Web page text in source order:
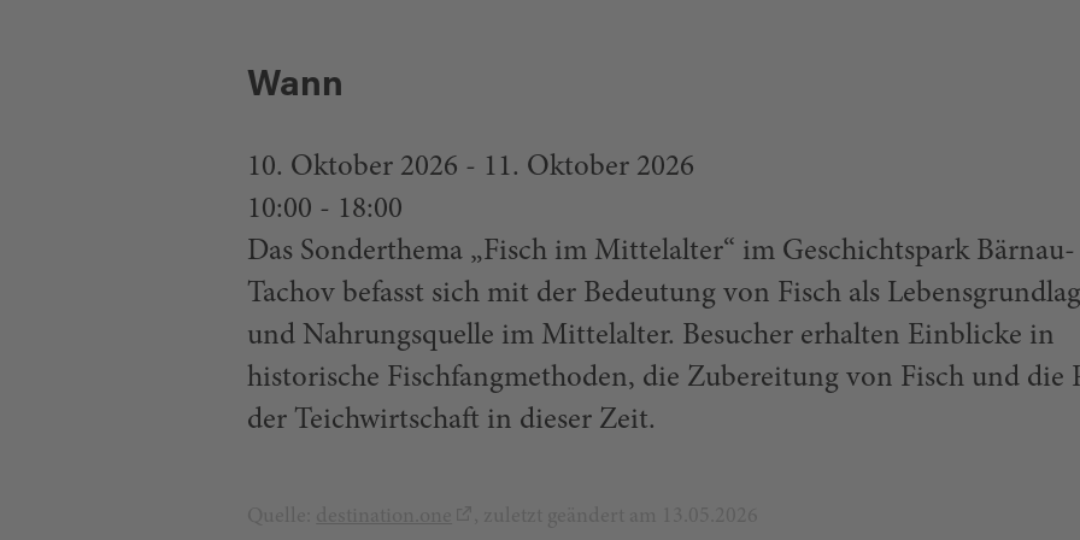
Wann
10. Oktober 2026 - 11. Oktober 2026
10:00 - 18:00
Das Sonderthema „Fisch im Mittelalter“ im Geschichtspark Bärnau-
Tachov befasst sich mit der Bedeutung von Fisch als
und Nahrungsquelle im Mittelalter. Besucher erhalten Einblicke in
historische Fischfangmethoden, die Zubereitung von Fisch und die
der Teichwirtschaft in dieser Zeit.